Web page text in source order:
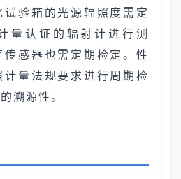
验箱的光源辐照度需定
量认证的辐射计进行测
感器也需定期检定。性
量法规要求进行周期检
溯源性。